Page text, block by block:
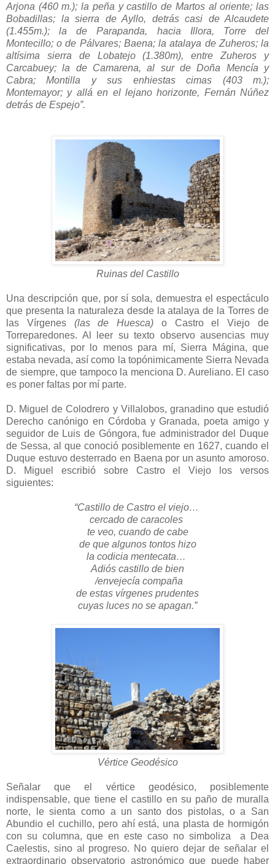
Arjona (460 m.); la peña y castillo de Martos al oriente; las
Bobadillas; la sierra de Ayllo, detrás casi de Alcaudete
(1.455m.); la de Parapanda, hacia Illora, Torre del
Montecillo; o de Pálvares; Baena; la atalaya de Zuheros; la
altísima sierra de Lobatejo (1.380m), entre Zuheros y
Carcabuey; la de Camarena, al sur de Doña Mencía y
Cabra; Montilla y sus enhiestas cimas (403 m.);
Montemayor; y allá en el lejano horizonte, Fernán Núñez
detrás de Espejo”.
Ruinas del Castillo
Una descripción que, por sí sola, demuestra el espectáculo
que presenta la naturaleza desde la atalaya de la Torres de
las Vírgenes (las de Huesca) o Castro el Viejo de
Torreparedones. Al leer su texto observo ausencias muy
significativas, por lo menos para mí, Sierra Mágina, que
estaba nevada, así como la topónimicamente Sierra Nevada
de siempre, que tampoco la menciona D. Aureliano. El caso
es poner faltas por mí parte.
D. Miguel de Colodrero y Villalobos, granadino que estudió
Derecho canónigo en Córdoba y Granada, poeta amigo y
seguidor de Luis de Góngora, fue administrador del Duque
de Sessa, al que conoció posiblemente en 1627, cuando el
Duque estuvo desterrado en Baena por un asunto amoroso.
D. Miguel escribió sobre Castro el Viejo los versos
siguientes:
“Castillo de Castro el viejo…
cercado de caracoles
te veo, cuando de cabe
de que algunos tontos hizo
la codicia mentecata…
Adiós castillo de bien
/envejecía compaña
de estas vírgenes prudentes
cuyas luces no se apagan.”
Vértice Geodésico
Señalar que el vértice geodésico, posiblemente
indispensable, que tiene el castillo en su paño de muralla
norte, le sienta como a un santo dos pistolas, o a San
Abundio el cuchillo, pero ahí está, una plasta de hormigón
con su columna, que en este caso no simboliza a Dea
Caelestis, sino al progreso. No quiero dejar de señalar el
extraordinario observatorio astronómico que puede haber